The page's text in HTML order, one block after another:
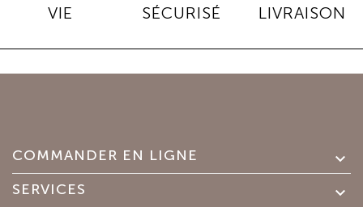
VIE
SÉCURISÉ
LIVRAISON
COMMANDER EN LIGNE 
SERVICES 